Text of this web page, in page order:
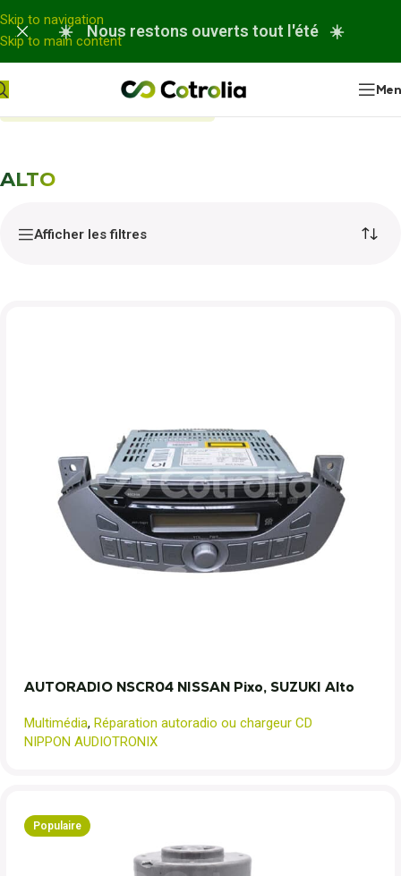
Panneau de gestion des cookies
Skip to navigation
Skip to main content
☀️ Nous restons ouverts tout l'été ☀️
ALTO
Afficher les filtres
AUTORADIO NSCR04 NISSAN Pixo, SUZUKI Alto
Multimédia, Réparation autoradio ou chargeur CD
NIPPON AUDIOTRONIX
Populaire